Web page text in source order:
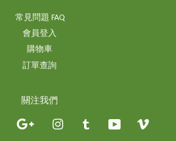
常見問題 FAQ
會員登入
購物車
訂單查詢
關注我們
Pinterest Google InstagramTumblr YouTube